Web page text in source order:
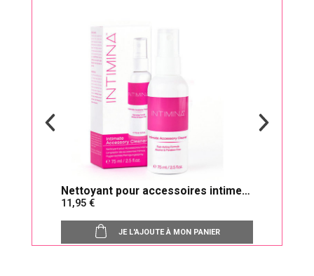
Nettoyant pour accessoires intimes
Intimina
11,95
JE L'AJOUTE À MON PANIER